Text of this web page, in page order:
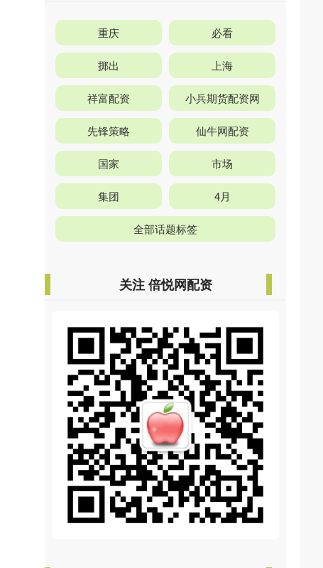
重庆 必看
掷出 上海
祥富配资 小兵期货配资网
先锋策略 仙牛网配资
国家 市场
集团 4月
全部话题标签
关注 倍悦网配资